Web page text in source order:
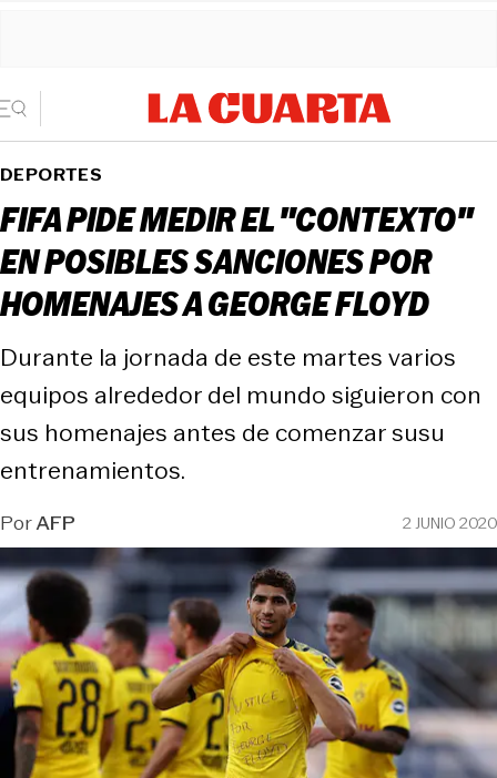
DEPORTES
FIFA PIDE MEDIR EL "CONTEXTO"
EN POSIBLES SANCIONES POR
HOMENAJES A GEORGE FLOYD
Durante la jornada de este martes varios
equipos alrededor del mundo siguieron con
sus homenajes antes de comenzar susu
entrenamientos.
PorAFP 2 JUNIO 2020